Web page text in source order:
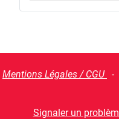
Mentions Légales / CGU -
Signaler un